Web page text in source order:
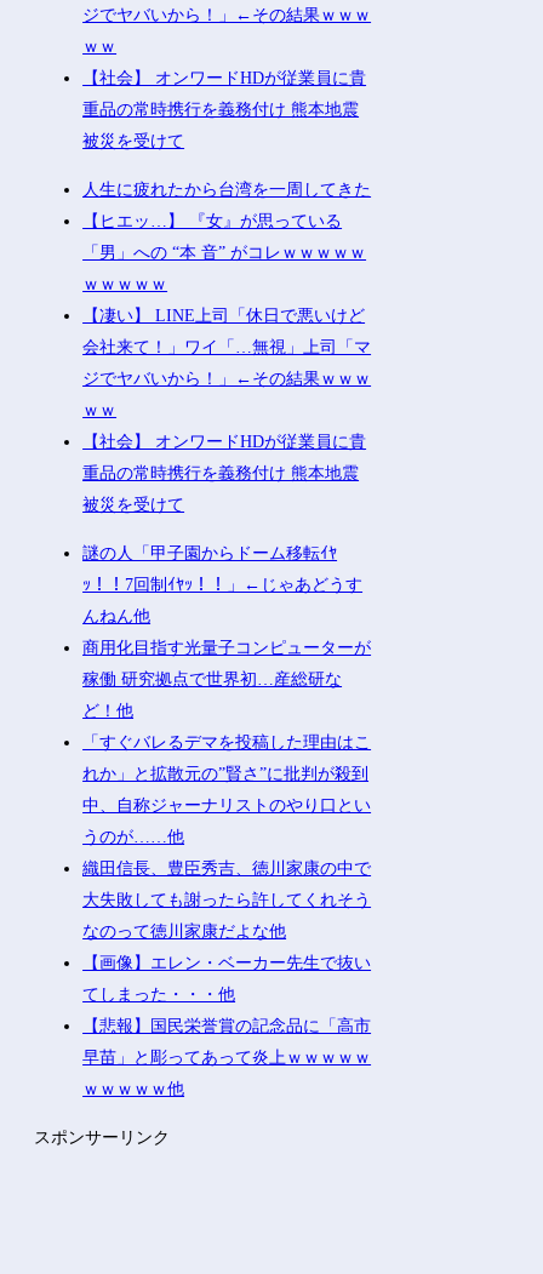
ジでヤバいから！」←その結果ｗｗｗ
ｗｗ
【社会】 オンワードHDが従業員に貴
重品の常時携行を義務付け 熊本地震
被災を受けて
人生に疲れたから台湾を一周してきた
【ヒエッ…】 『女』が思っている
「男」への “本 音” がコレｗｗｗｗｗ
ｗｗｗｗｗ
【凄い】 LINE上司「休日で悪いけど
会社来て！」ワイ「…無視」上司「マ
ジでヤバいから！」←その結果ｗｗｗ
ｗｗ
【社会】 オンワードHDが従業員に貴
重品の常時携行を義務付け 熊本地震
被災を受けて
謎の人「甲子園からドーム移転ｲﾔ
ｯ！！7回制ｲﾔｯ！！」←じゃあどうす
んねん他
商用化目指す光量子コンピューターが
稼働 研究拠点で世界初…産総研な
ど！他
「すぐバレるデマを投稿した理由はこ
れか」と拡散元の”賢さ”に批判が殺到
中、自称ジャーナリストのやり口とい
うのが……他
織田信長、豊臣秀吉、徳川家康の中で
大失敗しても謝ったら許してくれそう
なのって徳川家康だよな他
【画像】エレン・ベーカー先生で抜い
てしまった・・・他
【悲報】国民栄誉賞の記念品に「高市
早苗」と彫ってあって炎上ｗｗｗｗｗ
ｗｗｗｗｗ他
スポンサーリンク